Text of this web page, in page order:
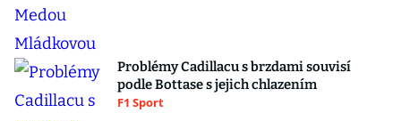
Problémy Cadillacu s brzdami souvisí
podle Bottase s jejich chlazením
F1 Sport